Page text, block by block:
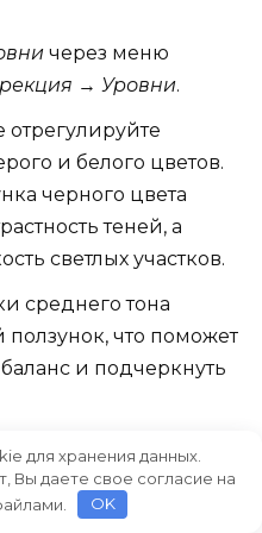
через меню
→ Уровни.
и белого цветов.
черного цвета
теней, а
светлых участков.
среднего тона
что поможет
и подчеркнуть
более детальной
корректирующий
позволит в любой
для хранения данных.
Вы даете свое согласие на
OK